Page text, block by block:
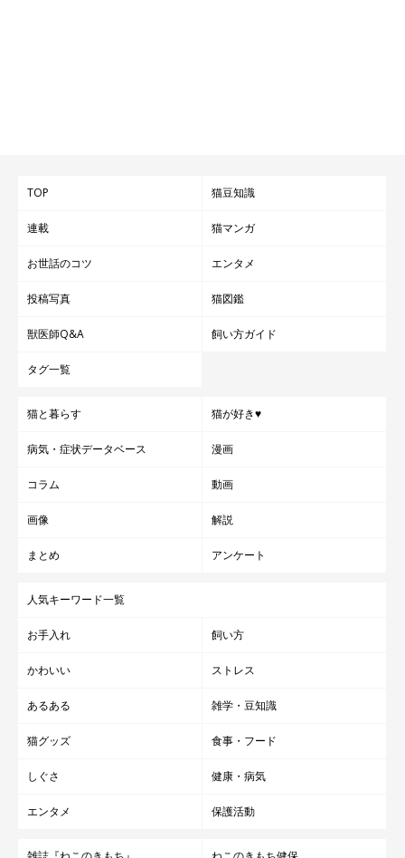
TOP 猫豆知識
連載 猫マンガ
お世話のコツ エンタメ
投稿写真 猫図鑑
獣医師Q&A 飼い方ガイド
タグ一覧
猫と暮らす 猫が好き♥
病気・症状データベース 漫画
コラム 動画
画像 解説
まとめ アンケート
人気キーワード一覧
お手入れ 飼い方
かわいい ストレス
あるある 雑学・豆知識
猫グッズ 食事・フード
しぐさ 健康・病気
エンタメ 保護活動